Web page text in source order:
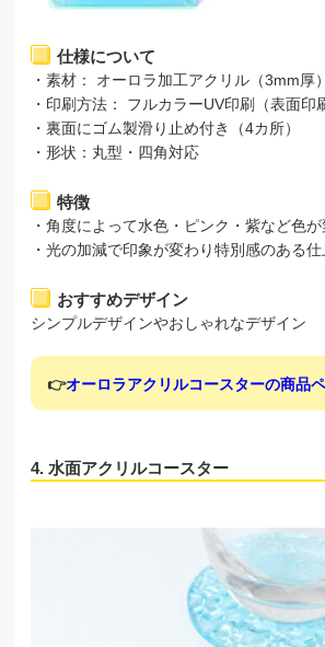
仕様について
・素材： オーロラ加工アクリル（3mm厚）
・印刷方法： フルカラーUV印刷（表面印
・裏面にゴム製滑り止め付き（4カ所）
・形状：丸型・四角対応
特徴
・角度によって水色・ピンク・紫など色
・光の加減で印象が変わり特別感のある仕
おすすめデザイン
シンプルデザインやおしゃれなデザイン
👉オーロラアクリルコースターの商品
4. 水面アクリルコースター